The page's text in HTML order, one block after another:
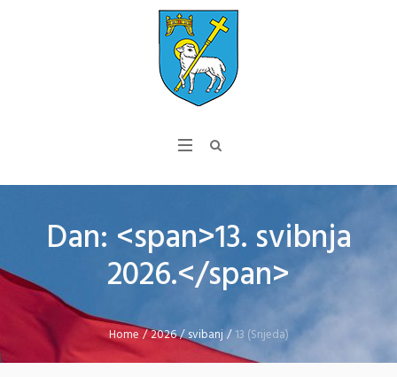
Dan: <span>13. svibnja
2026.</span>
Home /2026/svibanj/13 (Srijeda)